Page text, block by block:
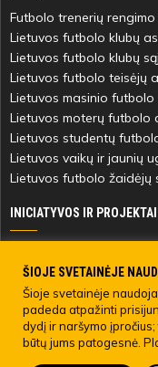
Futbolo trenerių
Lietuvos futbolo klubų
Lietuvos futbolo klubų
Lietuvos futbolo teisėjų
Lietuvos masinio
Lietuvos moterų futbolo
Lietuvos studentų
Lietuvos vaikų ir jaunių
Lietuvos futbolo žaidėjų
INICIATYVOS IR PROJEKTAI
Paramos fondai
Medicinos centras
Live Your Goals
© 2022 LIETUVOS
ŠIOJE SVETAINĖJE
Šioje svetainėje
padeda atpažinti
dydį ir naršymo
būtų jums patogesnė.